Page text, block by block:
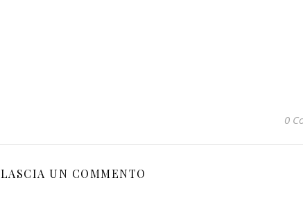
0
LASCIA UN COMMENTO